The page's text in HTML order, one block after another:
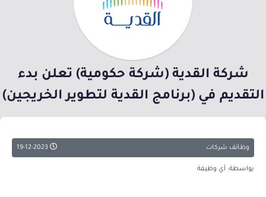
شركة القدية (شركة حكومية) تعلن بدء
التقديم في (برنامج القدية لتطوير الخريجين)
وظائف شركات
بواسطة: أي وظيفة